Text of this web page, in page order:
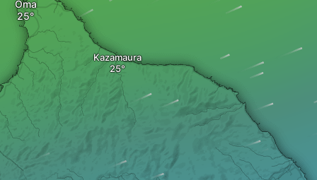
Kazamaura
Oma